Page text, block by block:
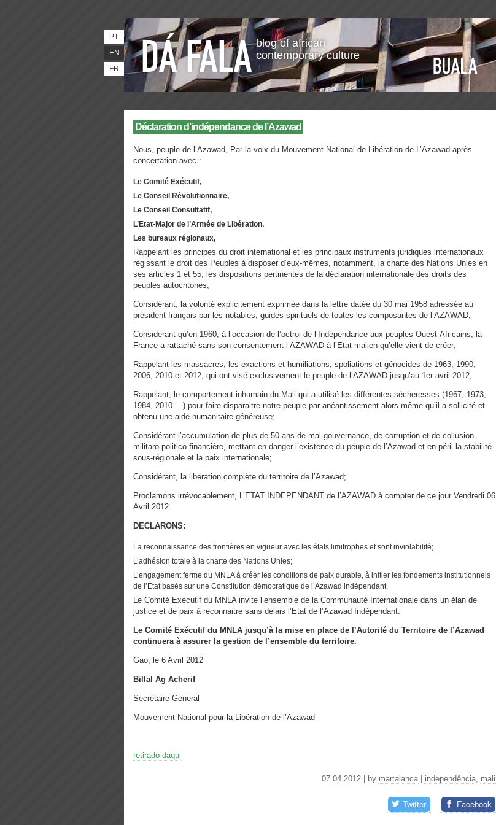
blog of african
contemporary culture
PT
EN
FR
Déclaration d’indépendance de l’Azawad
Nous, peuple de l’Azawad, Par la voix du Mouvement National de Libération de L’Azawad après
concertation avec :
Le Comité Exécutif,
Le Conseil Révolutionnaire,
Le Conseil Consultatif,
L’Etat-Major de l’Armée de Libération,
Les bureaux régionaux,
Rappelant les principes du droit international et les principaux instruments juridiques internationaux
régissant le droit des Peuples à disposer d’eux-mêmes, notamment, la charte des Nations Unies en
ses articles 1 et 55, les dispositions pertinentes de la déclaration internationale des droits des
peuples autochtones;
Considérant, la volonté explicitement exprimée dans la lettre datée du 30 mai 1958 adressée au
président français par les notables, guides spirituels de toutes les composantes de l’AZAWAD;
Considérant qu’en 1960, à l’occasion de l’octroi de l’Indépendance aux peuples Ouest-Africains, la
France a rattaché sans son consentement l’AZAWAD à l’Etat malien qu’elle vient de créer;
Rappelant les massacres, les exactions et humiliations, spoliations et génocides de 1963, 1990,
2006, 2010 et 2012, qui ont visé exclusivement le peuple de l’AZAWAD jusqu’au 1er avril 2012;
Rappelant, le comportement inhumain du Mali qui a utilisé les différentes sécheresses (1967, 1973,
1984, 2010….) pour faire disparaitre notre peuple par anéantissement alors même qu’il a sollicité et
obtenu une aide humanitaire généreuse;
Considérant l’accumulation de plus de 50 ans de mal gouvernance, de corruption et de collusion
militaro politico financière, mettant en danger l’existence du peuple de l’Azawad et en péril la stabilité
sous-régionale et la paix internationale;
Considérant, la libération complète du territoire de l’Azawad;
Proclamons irrévocablement, L’ETAT INDEPENDANT de l’AZAWAD à compter de ce jour Vendredi 06
Avril 2012.
DECLARONS:
La reconnaissance des frontières en vigueur avec les états limitrophes et sont inviolabilité;
L’adhésion totale à la charte des Nations Unies;
L’engagement ferme du MNLA à créer les conditions de paix durable, à initier les fondements institutionnels
de l’Etat basés sur une Constitution démocratique de l’Azawad indépendant.
Le Comité Exécutif du MNLA invite l’ensemble de la Communauté Internationale dans un élan de
justice et de paix à reconnaitre sans délais l’Etat de l’Azawad Indépendant.
Le Comité Exécutif du MNLA jusqu’à la mise en place de l’Autorité du Territoire de l’Azawad
continuera à assurer la gestion de l’ensemble du territoire.
Gao, le 6 Avril 2012
Billal Ag Acherif
Secrétaire General
Mouvement National pour la Libération de l’Azawad
retirado daqui
07.04.2012 | by martalanca| independência, mali
Twitter Facebook